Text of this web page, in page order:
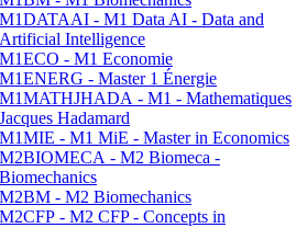
M1DATAAI - M1 Data AI - Data and
Artificial Intelligence
M1ECO - M1 Economie
M1ENERG - Master 1 Énergie
M1MATHJHADA - M1 - Mathematiques
Jacques Hadamard
M1MIE - M1 MiE - Master in Economics
M2BIOMECA - M2 Biomeca -
Biomechanics
M2BM - M2 Biomechanics
M2CFP - M2 CFP - Concepts in